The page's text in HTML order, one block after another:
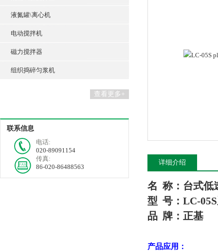
液氮罐\离心机
电动搅拌机
磁力搅拌器
组织捣碎匀浆机
查看更多+
联系信息
电话:
020-89091154
传真:
86-020-86488563
详细介绍
名 称： 台式低
型 号： LC-0
品 牌 ： 正基
产品应用：